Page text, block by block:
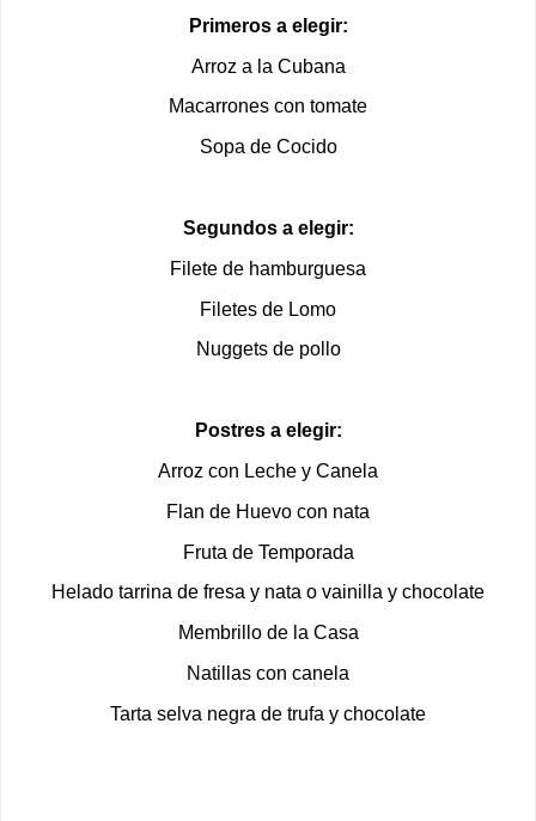
Primeros a elegir:
Arroz a la Cubana
Macarrones con tomate
Sopa de Cocido
Segundos a elegir:
Filete de hamburguesa
Filetes de Lomo
Nuggets de pollo
Postres a elegir:
Arroz con Leche y Canela
Flan de Huevo con nata
Fruta de Temporada
Helado tarrina de fresa y nata o vainilla y chocolate
Membrillo de la Casa
Natillas con canela
Tarta selva negra de trufa y chocolate